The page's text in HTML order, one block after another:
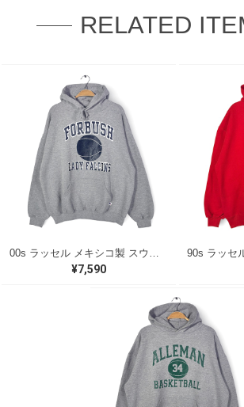
RELATED
¥7,590